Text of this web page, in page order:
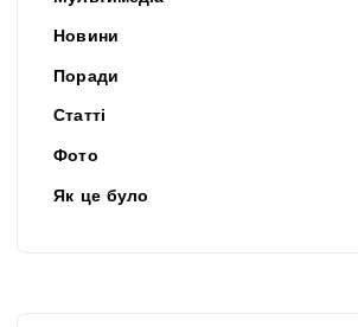
Новини
Поради
Статті
Фото
Як це було